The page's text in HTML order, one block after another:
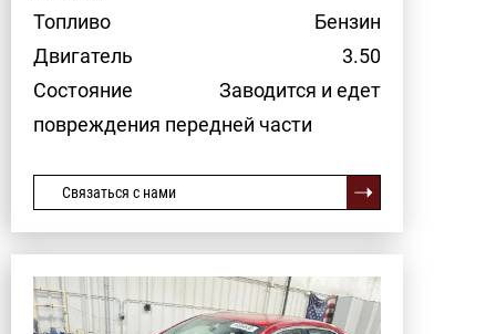
Топливо
Бензин
Двигатель
3.50
Состояние
Заводится и едет
повреждения передней части
Связаться с нами